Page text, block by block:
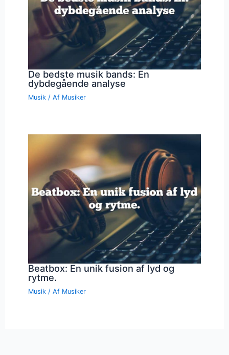
De bedste musik bands: En
dybdegående analyse
Musik / Af Musiker
Beatbox: En unik fusion af lyd og
rytme.
Musik / Af Musiker